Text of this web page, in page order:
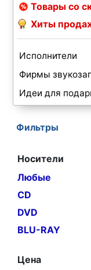
Товары со
Хиты
Исполнители
Фирмы
Идеи для
Фильтры
Носители
Любые
CD
DVD
BLU-RAY
Цена